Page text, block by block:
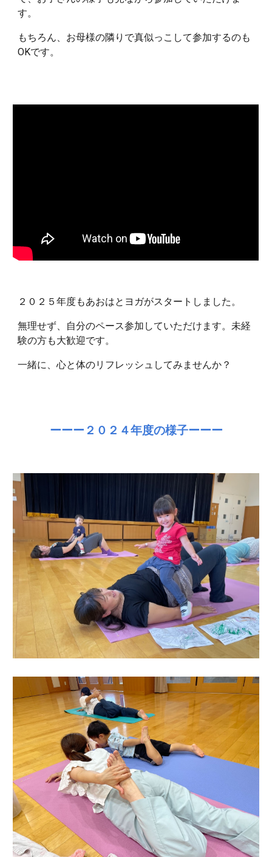
す。
もちろん、お母様の隣りで真似っこして参加するのも
OKです。
２０２５年度もあおはとヨガがスタートしました。
無理せず、自分のペース参加していただけます。未経
験の方も大歓迎です。
一緒に、心と体のリフレッシュしてみませんか？
ーーー２０２４年度の様子ーーー